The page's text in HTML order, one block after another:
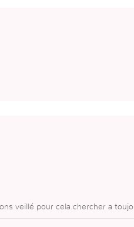
veillé pour cela.chercher a toujo